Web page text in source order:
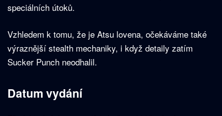
speciálních útoků.
Vzhledem k tomu, že je Atsu lovena, očekáváme také
výraznější stealth mechaniky, i když detaily zatím
Sucker Punch neodhalil.
Datum vydání